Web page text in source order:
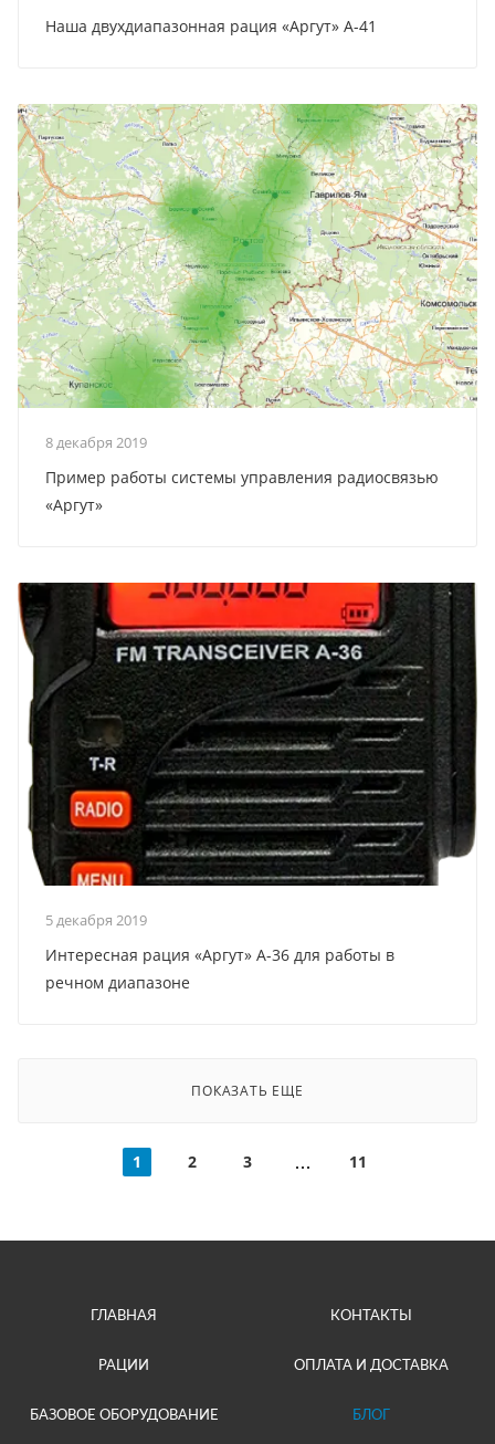
Наша двухдиапазонная рация «Аргут» А-41
8 декабря 2019
Пример работы системы управления радиосвязью
«Аргут»
5 декабря 2019
Интересная рация «Аргут» А-36 для работы в
речном диапазоне
ПОКАЗАТЬ ЕЩЕ
1 2 3 11
ГЛАВНАЯ
РАЦИИ
БАЗОВОЕ ОБОРУДОВАНИЕ
КОНТАКТЫ
ОПЛАТА И ДОСТАВКА
БЛОГ